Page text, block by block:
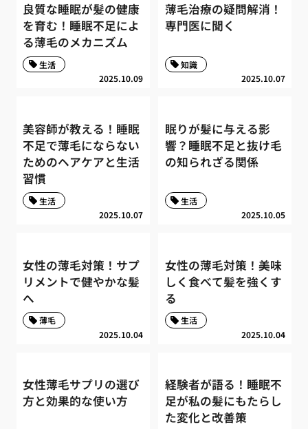
良質な睡眠が髪の健康
を育む！睡眠不足によ
る薄毛のメカニズム
2025.10.09
生活
薄毛治療の疑問解消！
専門医に聞く
2025.10.07
知識
美容師が教える！睡眠
不足で薄毛にならない
ためのヘアケアと生活
習慣
2025.10.07
生活
眠りが髪に与える影
響？睡眠不足と抜け毛
の知られざる関係
2025.10.05
生活
女性の薄毛対策！サプ
リメントで健やかな髪
へ
2025.10.04
薄毛
女性の薄毛対策！美味
しく食べて髪を強くす
る
2025.10.04
生活
女性薄毛サプリの選び
方と効果的な使い方
経験者が語る！睡眠不
足が私の髪にもたらし
た変化と改善策